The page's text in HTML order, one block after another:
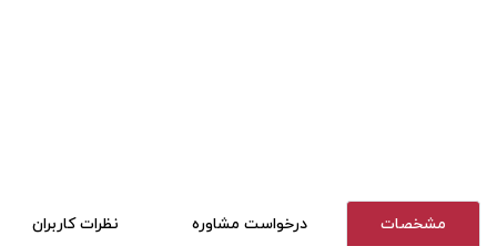
مشخصات درخواست مشاوره نظرات کاربران